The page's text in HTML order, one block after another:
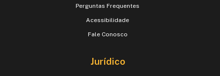
Perguntas Frequentes
Acessibilidade
Fale Conosco
Jurídico